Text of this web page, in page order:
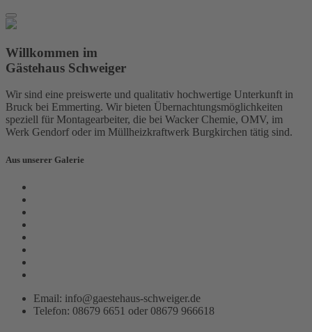
Willkommen im
Gästehaus Schweiger
Wir sind eine preiswerte und qualitativ hochwertige Unterkunft in
Bruck bei Emmerting. Wir bieten Übernachtungsmöglichkeiten
speziell für Montagearbeiter, die bei Wacker Chemie, OMV, im
Werk Gendorf oder im Müllheizkraftwerk Burgkirchen tätig sind.
Aus unserer Galerie
Email: info@gaestehaus-schweiger.de
Telefon: 08679 6651 oder 08679 966618